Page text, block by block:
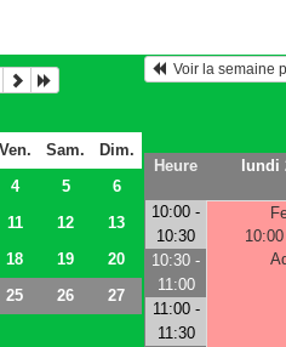
Ven. Sam.
Dim.
4 5
6
11 12
13
18 19
20
25 26
27
Voir la semaine
Heure lundi
10:00 -
10:30
10:30 -
11:00
11:00 -
11:30